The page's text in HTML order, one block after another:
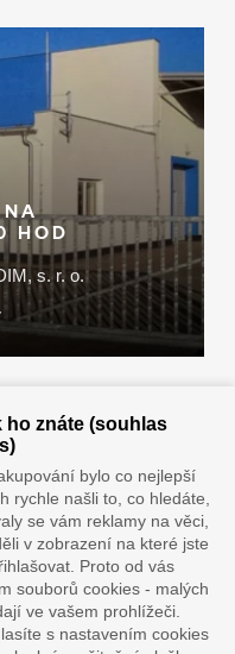
HOD
s. r. o.
dopravcem
ho znáte (souhlas
bylo co nejlepší
rychle našli to, co hledáte,
se vám reklamy na věci,
v zobrazení na které jste
Proto od vás
souborů cookies - malých
ve vašem prohlížeči.
s nastavením cookies